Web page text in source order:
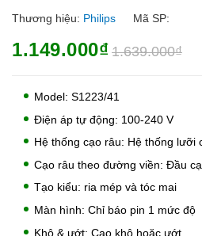
Thương hiệu: Philips Mã SP:
1.149.000₫ 1.639.000₫
Model: S1223/41
Điện áp tự động: 100-240 V
Hệ thống cạo râu: Hệ thống lưỡi
Cạo râu theo đường viền: Đầu
Tạo kiểu: ria mép và tóc mai
Màn hình: Chỉ báo pin 1 mức độ
Khô & ướt: Cạo khô hoặc ướt